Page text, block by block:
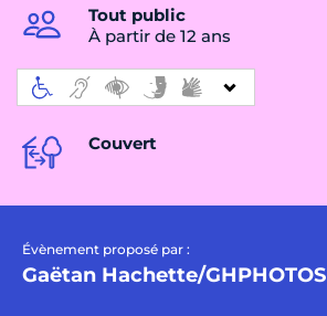
Tout public
À partir de 12 ans
Couvert
Évènement proposé par :
Gaëtan Hachette/GHPHOTOS